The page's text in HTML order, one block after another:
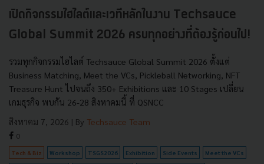
เปิดกิจกรรมไฮไลต์และเวทีหลักในงาน Techsauce
Global Summit 2026 ครบทุกอย่างที่ต้องรู้ก่อนไป!
รวมทุกกิจกรรมไฮไลต์ Techsauce Global Summit 2026 ตั้งแต่
Business Matching, Meet the VCs, Pickleball Networking, NFT
Treasure Hunt ไปจนถึง 350+ Exhibitions และ 10 Stages เปลี่ยน
เกมธุรกิจ พบกัน 26-28 สิงหาคมนี้ ที่ QSNCC
สิงหาคม 7, 2026 | By Techsauce Team
0
Tech & Biz Workshop TSGS2026 Exhibition Side Events Meet the VCs